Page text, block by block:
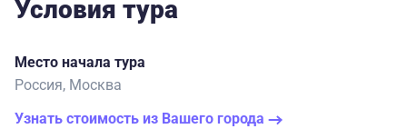
Условия тура
Место начала тура
Россия, Москва
Узнать стоимость из Вашего города